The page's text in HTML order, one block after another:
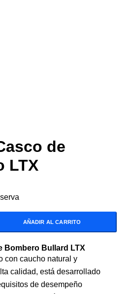
de
LTX
AÑADIR AL CARRITO
Bombero Bullard LTX
con caucho natural y
calidad, está desarrollado
de desempeño